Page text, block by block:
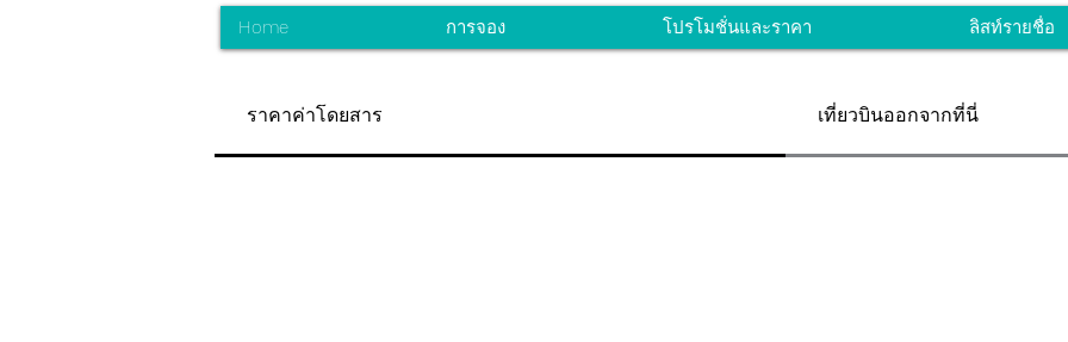
Home การจอง โปรโมชั่นและราคา ลิสท์รายชื่อ
ราคาค่าโดยสาร เที่ยวบินออกจากที่นี่